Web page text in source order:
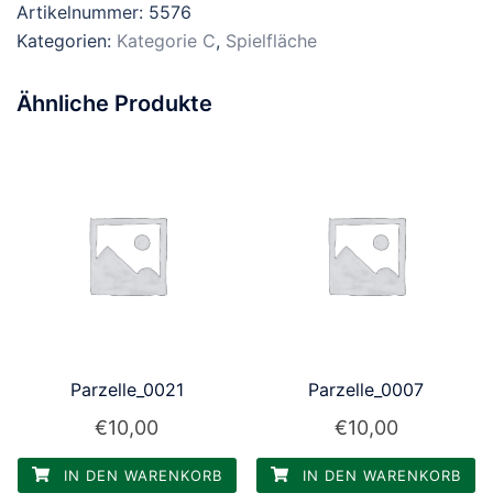
Artikelnummer: 5576
Kategorien: Kategorie C, Spielfläche
Ähnliche Produkte
Parzelle_0021
€10,00
IN DEN WARENKORB
Parzelle_0007
€10,00
IN DEN WARENKORB